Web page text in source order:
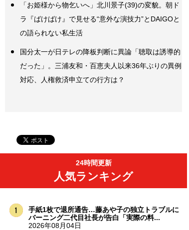
「お姫様から物乞いへ」北川景子(39)の変貌。朝ド
ラ『ばけばけ』で見せる“意外な演技力”とDAIGOと
の語られない私生活
国分太一が日テレの降板判断に異論「聴取は誘導的
だった」。三浦友和・百恵夫人以来36年ぶりの異例
対応、人権救済申立ての行方は？
24時間更新
人気ランキング
手紙1枚で退所通告…藤あや子の独立トラブルに
バーニング二代目社長が告白「実際の料...
2026年08月04日